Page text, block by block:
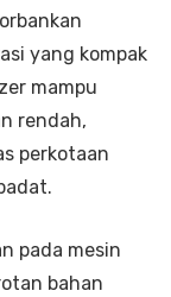
yang kompak
mampu
rendah,
perkotaan
pada mesin
bahan